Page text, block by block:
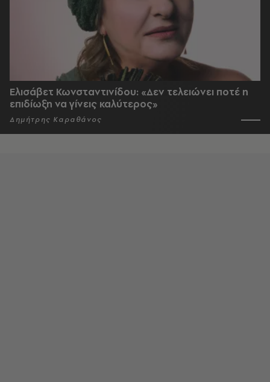
Ελισάβετ Κωνσταντινίδου: «Δεν τελειώνει ποτέ η
επιδίωξη να γίνεις καλύτερος»
Δημήτρης Καραθάνος